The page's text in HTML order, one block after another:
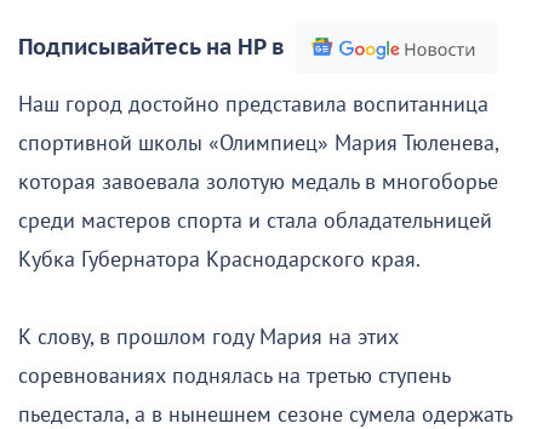
Подписывайтесь на НР в
Наш город достойно представила воспитанница
спортивной школы «Олимпиец» Мария Тюленева,
которая завоевала золотую медаль в многоборье
среди мастеров спорта и стала обладательницей
Кубка Губернатора Краснодарского края.
К слову, в прошлом году Мария на этих
соревнованиях поднялась на третью ступень
пьедестала, а в нынешнем сезоне сумела одержать